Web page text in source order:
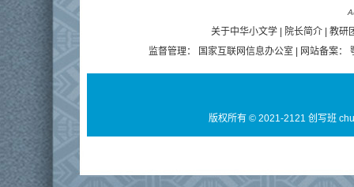
关于中华小文学 院长简介
教研
监督管理：
国家互联网信息办公室 | 网站备案：
版权所有 © 2021-2121 创写班